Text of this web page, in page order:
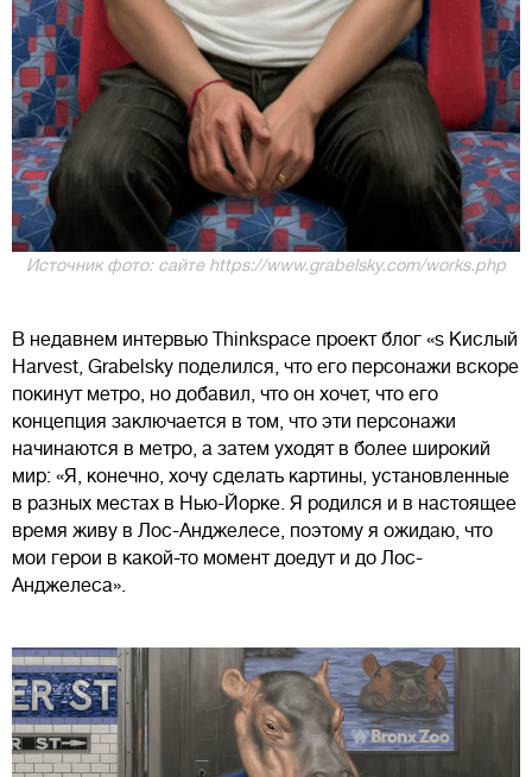
Источник фото: сайте https://www.grabelsky.com/works.php
В недавнем интервью Thinkspace проект блог «s Кислый
Harvest, Grabelsky поделился, что его персонажи вскоре
покинут метро, но добавил, что он хочет, что его
концепция заключается в том, что эти персонажи
начинаются в метро, а затем уходят в более широкий
мир: «Я, конечно, хочу сделать картины, установленные
в разных местах в Нью-Йорке. Я родился и в настоящее
время живу в Лос-Анджелесе, поэтому я ожидаю, что
мои герои в какой-то момент доедут и до Лос-
Анджелеса».